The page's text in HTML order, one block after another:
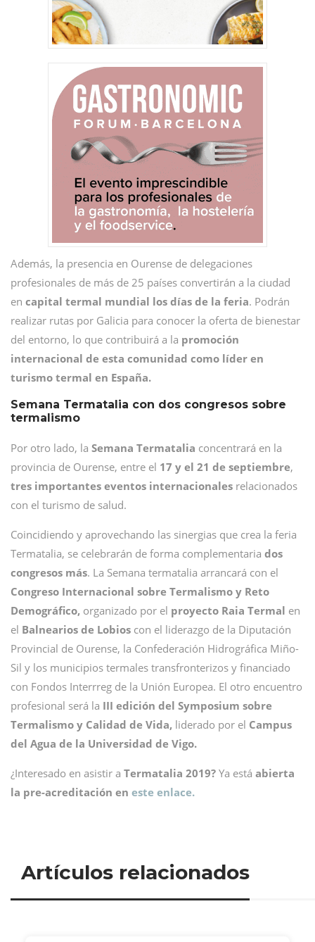
Además, la presencia en Ourense de delegaciones
profesionales de más de 25 países convertirán a la ciudad
en capital termal mundial los días de la feria. Podrán
realizar rutas por Galicia para conocer la oferta de bienestar
del entorno, lo que contribuirá a la promoción
internacional de esta comunidad como líder en
turismo termal en España.
Semana Termatalia con dos congresos sobre
termalismo
Por otro lado, la Semana Termatalia concentrará en la
provincia de Ourense, entre el 17 y el 21 de septiembre,
tres importantes eventos internacionales relacionados
con el turismo de salud.
Coincidiendo y aprovechando las sinergias que crea la feria
Termatalia, se celebrarán de forma complementaria dos
congresos más. La Semana termatalia arrancará con el
Congreso Internacional sobre Termalismo y Reto
Demográfico, organizado por el proyecto Raia Termal en
el Balnearios de Lobios con el liderazgo de la Diputación
Provincial de Ourense, la Confederación Hidrográfica Miño-
Sil y los municipios termales transfronterizos y financiado
con Fondos Interrreg de la Unión Europea. El otro encuentro
profesional será la III edición del Symposium sobre
Termalismo y Calidad de Vida, liderado por el Campus
del Agua de la Universidad de Vigo.
¿Interesado en asistir a Termatalia 2019? Ya está abierta
la pre-acreditación en este enlace.
Artículos relacionados